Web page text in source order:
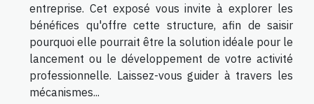
entreprise. Cet exposé vous invite à explorer les
bénéfices qu'offre cette structure, afin de saisir
pourquoi elle pourrait être la solution idéale pour le
lancement ou le développement de votre activité
professionnelle. Laissez-vous guider à travers les
mécanismes...